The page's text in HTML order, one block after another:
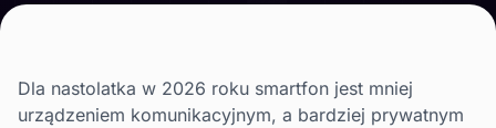
Dla nastolatka w 2026 roku smartfon jest mniej
urządzeniem komunikacyjnym, a bardziej prywatnym